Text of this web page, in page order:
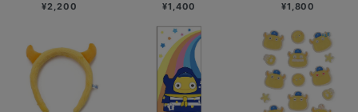
¥2,200 ¥1,400 ¥1,800